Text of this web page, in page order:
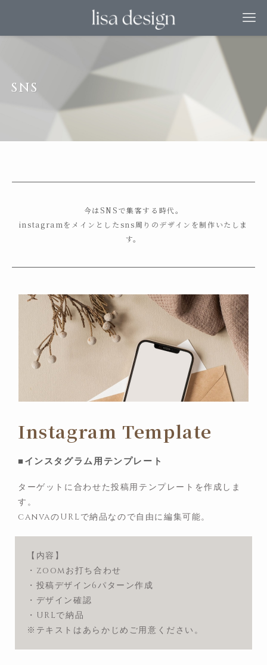
SNS
今はSNSで集客する時代。
instagramをメインとしたsns周りのデザインを制作いたしま
す。
Instagram Template
■インスタグラム用テンプレート
ターゲットに合わせた投稿用テンプレートを作成しま
す。
canvaのURLで納品なので自由に編集可能。
【内容】
・zoomお打ち合わせ
・投稿デザイン6パターン作成
・デザイン確認
・URLで納品
※テキストはあらかじめご用意ください。